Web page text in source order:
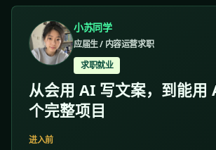
小苏同学
应届生 / 内容运营求职
求职就业
从会用 AI 写文案，到能用
个完整项目
进入前